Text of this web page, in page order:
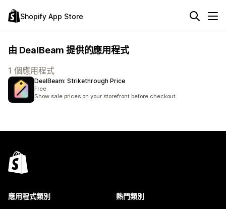
Shopify App Store
由 DealBeam 提供的應用程式
1 個應用程式
DealBeam: Strikethrough Price
Free
Show sale prices on your storefront before checkout
應用程式類別 熱門類別